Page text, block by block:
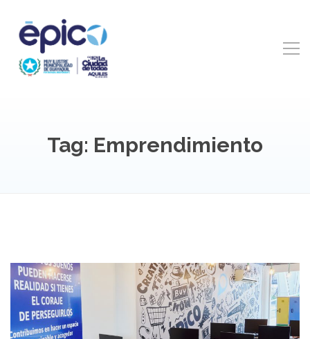
Tag: Emprendimiento